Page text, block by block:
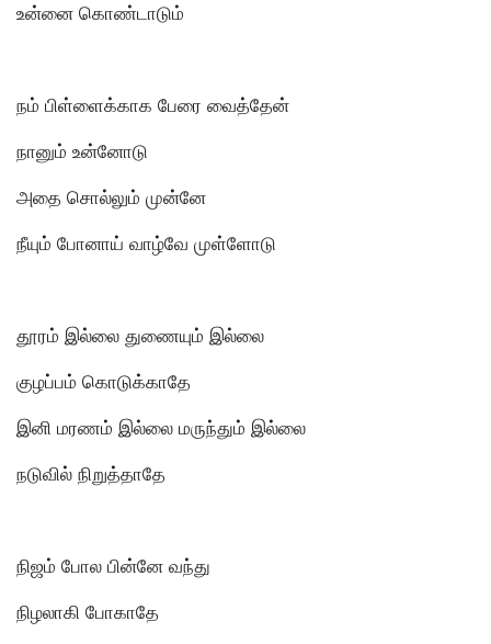
உன்னை கொண்டாடும்
நம் பிள்ளைக்காக பேரை வைத்தேன்
நானும் உன்னோடு
அதை சொல்லும் முன்னே
நீயும் போனாய் வாழ்வே முள்ளோடு
தூரம் இல்லை துணையும் இல்லை
குழப்பம் கொடுக்காதே
இனி மரணம் இல்லை மருந்தும் இல்லை
நடுவில் நிறுத்தாதே
நிஜம் போல பின்னே வந்து
நிழலாகி போகாதே